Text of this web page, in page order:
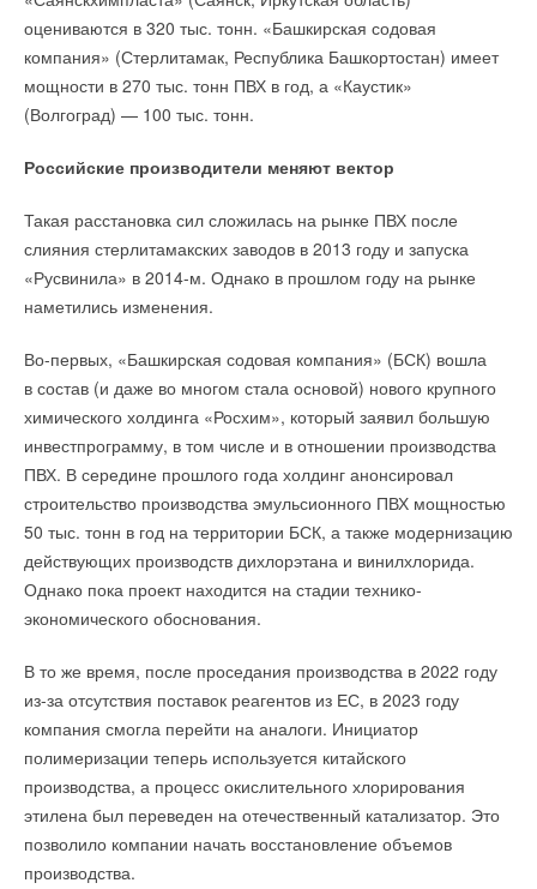
оцениваются в 320 тыс. тонн. «Башкирская содовая
компания» (Стерлитамак, Республика Башкортостан) имеет
мощности в 270 тыс. тонн ПВХ в год, а «Каустик»
(Волгоград) — 100 тыс. тонн.
Российские производители меняют вектор
Такая расстановка сил сложилась на рынке ПВХ после
слияния стерлитамакских заводов в 2013 году и запуска
«Русвинила» в 2014-м. Однако в прошлом году на рынке
наметились изменения.
Во-первых, «Башкирская содовая компания» (БСК) вошла
в состав (и даже во многом стала основой) нового крупного
химического холдинга «Росхим», который заявил большую
инвестпрограмму, в том числе и в отношении производства
ПВХ. В середине прошлого года холдинг анонсировал
строительство производства эмульсионного ПВХ мощностью
50 тыс. тонн в год на территории БСК, а также модернизацию
действующих производств дихлорэтана и винилхлорида.
Однако пока проект находится на стадии технико-
экономического обоснования.
В то же время, после проседания производства в 2022 году
из-за отсутствия поставок реагентов из ЕС, в 2023 году
компания смогла перейти на аналоги. Инициатор
полимеризации теперь используется китайского
производства, а процесс окислительного хлорирования
этилена был переведен на отечественный катализатор. Это
позволило компании начать восстановление объемов
производства.